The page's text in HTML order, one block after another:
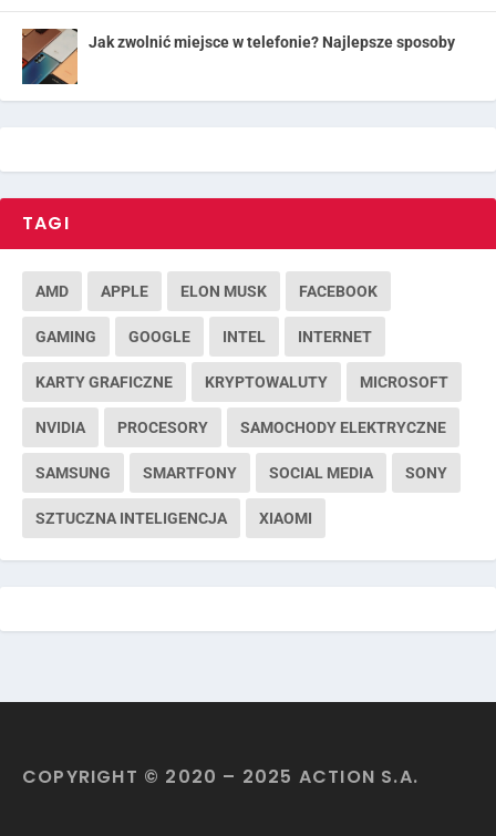
Jak zwolnić miejsce w telefonie? Najlepsze sposoby
TAGI
AMD APPLE ELON MUSK FACEBOOK
GAMING GOOGLE INTEL INTERNET
KARTY GRAFICZNE KRYPTOWALUTY MICROSOFT
NVIDIA PROCESORY SAMOCHODY ELEKTRYCZNE
SAMSUNG SMARTFONY SOCIAL MEDIA SONY
SZTUCZNA INTELIGENCJA XIAOMI
COPYRIGHT © 2020 – 2025 ACTION S.A.